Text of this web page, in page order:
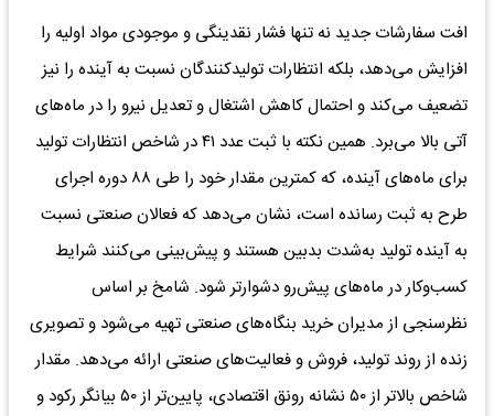
افت سفارشات جدید نه تنها فشار نقدینگی و موجودی مواد اولیه را
افزایش می‌دهد، بلکه انتظارات تولیدکنندگان نسبت به آینده را نیز
تضعیف می‌کند و احتمال کاهش اشتغال و تعدیل نیرو را در ماه‌های
آتی بالا می‌برد. همین نکته با ثبت عدد ۴۱ در شاخص انتظارات تولید
برای ماه‌های آینده، که کمترین مقدار خود را طی ۸۸ دوره اجرای
طرح به ثبت رسانده است، نشان می‌دهد که فعالان صنعتی نسبت
به آینده تولید به‌شدت بدبین هستند و پیش‌بینی می‌کنند شرایط
کسب‌وکار در ماه‌های پیش‌رو دشوارتر شود. شامخ بر اساس
نظرسنجی از مدیران خرید بنگاه‌های صنعتی تهیه می‌شود و تصویری
زنده از روند تولید، فروش و فعالیت‌های صنعتی ارائه می‌دهد. مقدار
شاخص بالاتر از ۵۰ نشانه رونق اقتصادی، پایین‌تر از ۵۰ بیانگر رکود و